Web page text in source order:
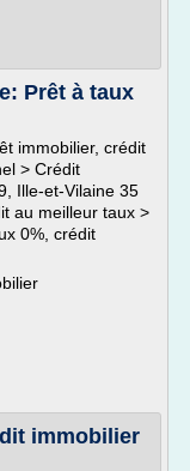
Prêt à taux
immobilier, crédit
> Crédit
Ille-et-Vilaine 35
au meilleur taux >
0%, crédit
immobilier